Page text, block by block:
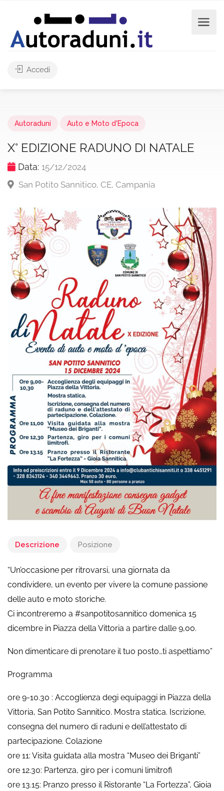
Accedi
Autoraduni Auto e Moto d'Epoca
X° EDIZIONE RADUNO DI NATALE
Data: 15/12/2024
San Potito Sannitico, CE, Campania
Descrizione Posizione
“Un’occasione per ritrovarsi, una giornata da
condividere, un evento per vivere la comune passione
delle auto e moto storiche.
Ci incontreremo a #sanpotitosannitico domenica 15
dicembre in Piazza della Vittoria a partire dalle 9,00.
Non dimenticare di prenotare il tuo posto…ti aspettiamo”
Programma
ore 9-10.30 : Accoglienza degi equipaggi in Piazza della
Vittoria, San Potito Sannitico. Mostra statica. Iscrizione,
consegna del numero di raduni e dell’attestato di
partecipazione. Colazione
ore 11: Visita guidata alla mostra “Museo dei Briganti”
ore 12.30: Partenza, giro per i comuni limitrofi
ore 13.15: Pranzo presso il Ristorante “La Fortezza”, Gioia